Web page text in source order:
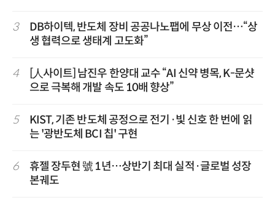
3
DB하이텍, 반도체 장비 공공나노팹에 무상 이전…“상
생 협력으로 생태계 고도화”
4
[人사이트] 남진우 한양대 교수 “AI 신약 병목, K-문샷
으로 극복해 개발 속도 10배 향상”
5
KIST, 기존 반도체 공정으로 전기·빛 신호 한 번에 읽
는 '광반도체 BCI 칩' 구현
6
휴젤 장두현 號 1년…상반기 최대 실적·글로벌 성장
본궤도